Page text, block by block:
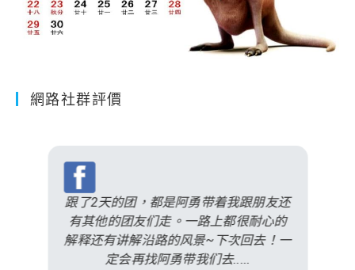
網路社群評價
跟了2天的团，都是阿勇带着我跟朋友还
有其他的团友们走。一路上都很耐心的
解释还有讲解沿路的风景~下次回去！一
定会再找阿勇带我们去.....